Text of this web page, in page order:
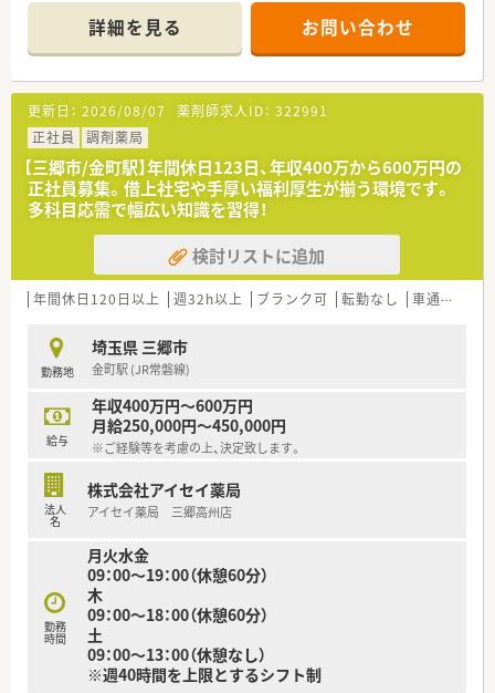
【店舗情報と応需状況について】
■JR武蔵野線三郷駅から徒歩8分の立地にあり日々快適に通え
る調剤薬局でございます。
■応需科目は内科と小児科を中心に1日平均30枚ほどを受け付
けており丁寧に対応できます。
■薬剤師は常勤1名とパート1名が在籍し事務員3名と協力しな
がら日々業務を進めています。
【法人特徴について】
■2018年の設立以来より多くの医療従事者や患者様を支えるべ
く情熱を注いでおります。
■多様な働き方実践ゴールド認定を受けており現在はプラチナ
認定を目指し成長中です。
■埼玉県内を中心に地域密着型の薬局を展開し高齢者施設への
【想定される業務内容】
■店内での処方箋調剤や鑑査作業および患者様への丁寧な服薬
指導をお任せいたします。
■高齢者施設様を中心とした在宅訪問指導および医療機関への
往診同行を担って頂きます。
■処方変更への迅速な対応や残薬調整および施設スタッフ様と
詳細を見る お問い合わせ
更新日： 2026/08/07 薬剤師求人ID： 322991
正社員
調剤薬局
【三郷市/金町駅】年間休日123日、年収400万から600万円の
正社員募集。借上社宅や手厚い福利厚生が揃う環境です。
多科目応需で幅広い知識を習得！
検討リストに追加
年間休日120日以上 週32h以上 ブランク可 転勤なし 車通勤可
勤務地
埼玉県 三郷市
金町駅 (JR常磐線)
給与
年収400万円～600万円
月給250,000円～450,000円
※ご経験等を考慮の上、決定致します。
法人
名
株式会社アイセイ薬局
アイセイ薬局 三郷高州店
勤務
時間
月火水金
09：00～19：00（休憩60分）
木
09：00～18：00（休憩60分）
土
09：00～13：00（休憩なし）
※週40時間を上限とするシフト制